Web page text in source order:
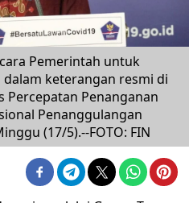
Pemerintah untuk
dalam keterangan resmi di
Percepatan Penanganan
Penanggulangan
(17/5).--FOTO: FIN